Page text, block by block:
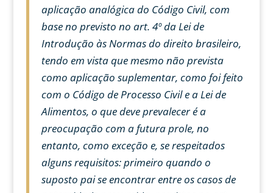
aplicação analógica do Código Civil, com
base no previsto no art. 4º da Lei de
Introdução às Normas do direito brasileiro,
tendo em vista que mesmo não prevista
como aplicação suplementar, como foi feito
com o Código de Processo Civil e a Lei de
Alimentos, o que deve prevalecer é a
preocupação com a futura prole, no
entanto, como exceção e, se respeitados
alguns requisitos: primeiro quando o
suposto pai se encontrar entre os casos de